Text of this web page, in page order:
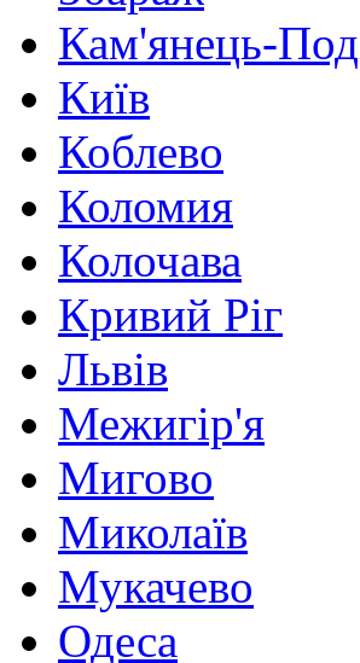
Кам'янець-
Київ
Коблево
Коломия
Колочава
Кривий Ріг
Львів
Межигір'я
Мигово
Миколаїв
Мукачево
Одеса